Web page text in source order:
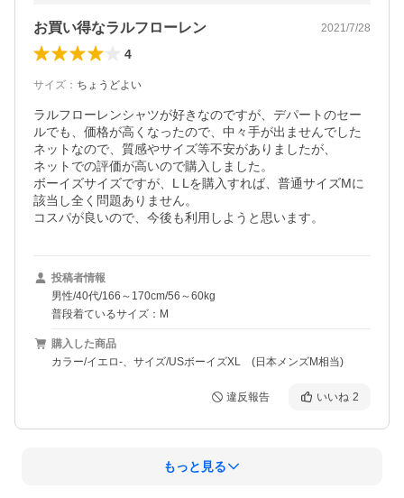
お買い得なラルフローレン 2021/7/28
4
サイズ ： ちょうどよい
ラルフローレンシャツが好きなのですが、デパートのセー
ルでも、価格が高くなったので、中々手が出ませんでした
ネットなので、質感やサイズ等不安がありましたが、
ネットでの評価が高いので購入しました。
ボーイズサイズですが、L Lを購入すれば、普通サイズMに
該当し全く問題ありません。
コスパが良いので、今後も利用しようと思います。
投稿者情報
男性/40代/166～170cm/56～60kg
普段着ているサイズ：M
購入した商品
カラー/イエロ-、サイズ/USボーイズXL (日本メンズM相当)
違反報告 いいね 2
もっと見る